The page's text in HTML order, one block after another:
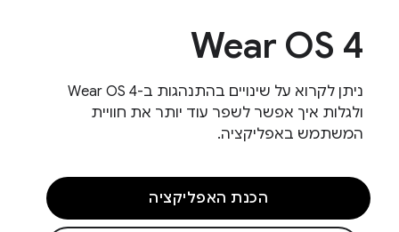
Wear OS 4
ניתן לקרוא על שינויים בהתנהגות ב-Wear OS 4
ולגלות איך אפשר לשפר עוד יותר את חוויית
המשתמש באפליקציה.
הכנת האפליקציה